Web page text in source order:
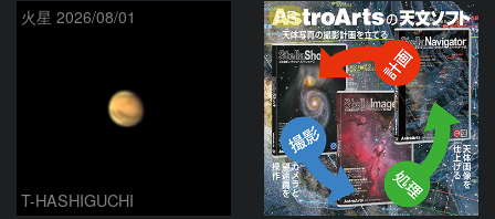
火星 2026/08/01
T-HASHIGUCHI
PR